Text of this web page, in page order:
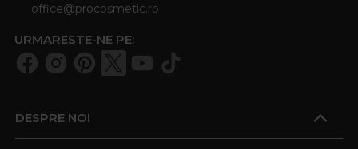
office@procosmetic.ro
URMARESTE-NE PE:
DESPRE NOI